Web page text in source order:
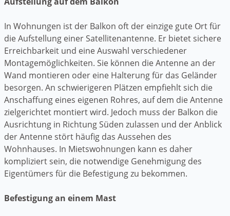
In Wohnungen ist der Balkon oft der einzige gute Ort für
die Aufstellung einer Satellitenantenne. Er bietet sichere
Erreichbarkeit und eine Auswahl verschiedener
Montagemöglichkeiten. Sie können die Antenne an der
Wand montieren oder eine Halterung für das Geländer
besorgen. An schwierigeren Plätzen empfiehlt sich die
Anschaffung eines eigenen Rohres, auf dem die Antenne
zielgerichtet montiert wird. Jedoch muss der Balkon die
Ausrichtung in Richtung Süden zulassen und der Anblick
der Antenne stört häufig das Aussehen des
Wohnhauses. In Mietswohnungen kann es daher
kompliziert sein, die notwendige Genehmigung des
Eigentümers für die Befestigung zu bekommen.
Befestigung an einem Mast